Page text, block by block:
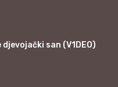
san (V1DEO)